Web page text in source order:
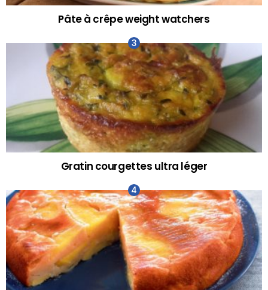
Pâte à crêpe weight watchers
Gratin courgettes ultra léger